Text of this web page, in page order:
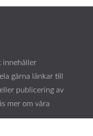
innehåller
gärna länkar till
publicering av
mer om våra